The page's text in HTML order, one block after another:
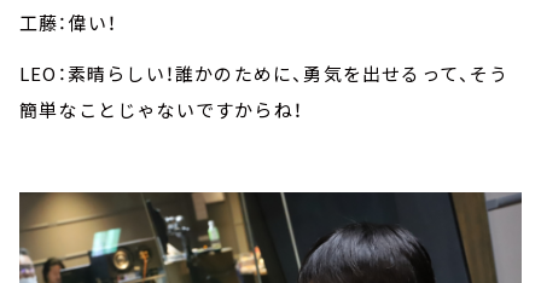
工藤：偉い！
LEO：素晴らしい！誰かのために、勇気を出せるって、そう
簡単なことじゃないですからね！